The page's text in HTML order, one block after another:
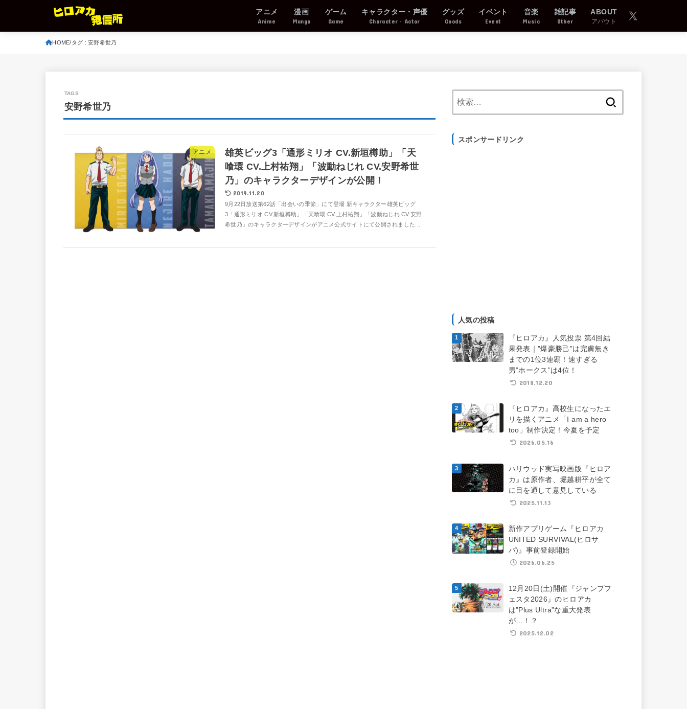
アニメ
Anime
漫画
Manga
ゲーム
Game
キャラクター・声優
Character・Actor
グッズ
Goods
イベント
Event
音楽
Music
雑記事
Other
ABOUT
アバウト
HOME タグ : 安野希世乃
安野希世乃
アニメ
雄英ビッグ3「通形ミリオ CV.新垣樽助」「天
喰環 CV.上村祐翔」「波動ねじれ CV.安野希世
乃」のキャラクターデザインが公開！
2019.11.20
9月22日放送第62話「出会いの季節」にて登場 新キャラクター雄英ビッグ
3「通形ミリオ CV.新垣樽助」「天喰環 CV.上村祐翔」「波動ねじれ CV.安野
希世乃」のキャラクターデザインがアニメ公式サイトにて公開されました...
スポンサードリンク
人気の投稿
『ヒロアカ』人気投票 第4回結
果発表｜”爆豪勝己”は完膚無き
までの1位3連覇！速すぎる
男”ホークス”は4位！
2018.12.20
『ヒロアカ』高校生になったエ
リを描くアニメ「I am a hero
too」制作決定！今夏を予定
2026.05.16
ハリウッド実写映画版『ヒロア
カ』は原作者、堀越耕平が全て
に目を通して意見している
2025.11.13
新作アプリゲーム『ヒロアカ
UNITED SURVIVAL(ヒロサ
バ)』事前登録開始
2026.06.25
12月20日(土)開催『ジャンプフ
ェスタ2026』のヒロアカ
は”Plus Ultra”な重大発表
が…！？
2025.12.02